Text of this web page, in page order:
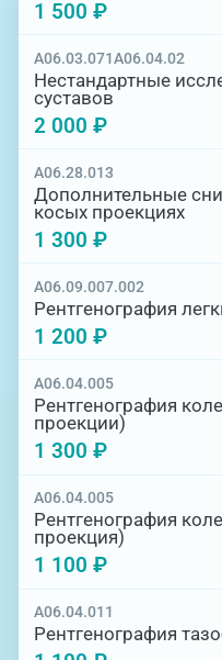
1 500 ₽
А06.03.071А06.04.02
Нестандартные
суставов
2 000 ₽
A06.28.013
Дополнительные
косых проекциях
1 300 ₽
A06.09.007.002
Рентгенография
1 200 ₽
A06.04.005
Рентгенография
проекции)
1 300 ₽
A06.04.005
Рентгенография
проекция)
1 100 ₽
A06.04.011
Рентгенография